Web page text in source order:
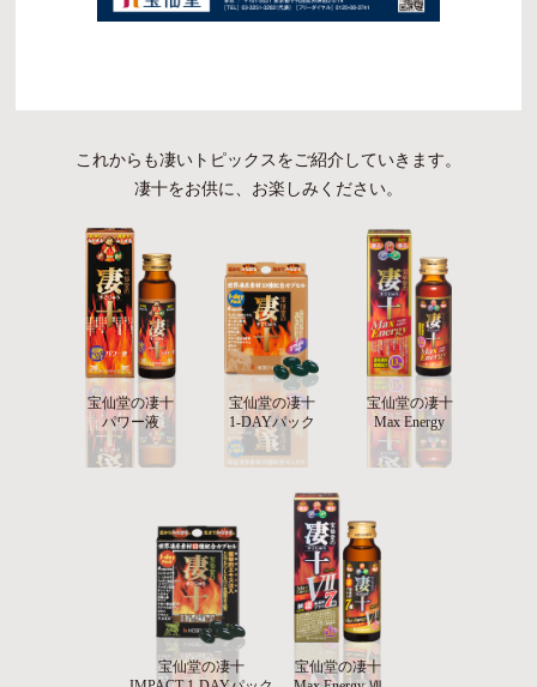
これからも凄いトピックスをご紹介していきます。
凄十をお供に、お楽しみください。
宝仙堂の凄十
パワー液
宝仙堂の凄十
1-DAYパック
宝仙堂の凄十
Max Energy
宝仙堂の凄十
宝仙堂の凄十